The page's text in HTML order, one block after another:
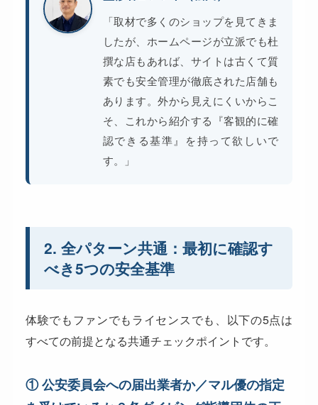
「取材で多くのショップを見てきま
したが、ホームページが立派でも杜
撰な店もあれば、サイトは古くて質
素でも安全管理が徹底された店舗も
あります。外から見えにくいからこ
そ、これから紹介する『客観的に確
認できる基準』を持って欲しいで
す。」
2. 全パターン共通：最初に確認す
べき5つの安全基準
体験でもファンでもライセンスでも、以下の5点は
すべての前提となる共通チェックポイントです。
① 公安委員会への届出業者か／マル優の指定